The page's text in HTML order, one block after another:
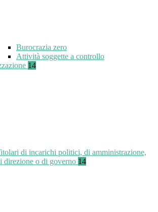
Burocrazia zero
Attività soggette a controllo
14
di incarichi politici, di amministrazione,
direzione o di governo 14